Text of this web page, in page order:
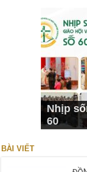
Nhịp
60
BÀI VIẾT